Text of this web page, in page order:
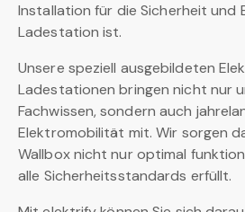
Installation für die Sicherheit und
Ladestation ist.
Unsere speziell ausgebildeten
Ladestationen bringen nicht nur
Fachwissen, sondern auch
Elektromobilität mit. Wir sorgen
Wallbox nicht nur optimal
alle Sicherheitsstandards erfüllt.